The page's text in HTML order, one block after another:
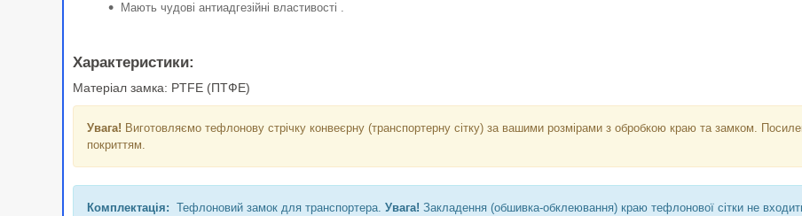
Мають чудові антиадгезійні властивості .
Характеристики:
Матеріал замка: PTFE (ПТФЕ)
Увага! Виготовляємо тефлонову стрічку конвеєрну (транспортерну сітку) за вашими розмірами з обробкою краю та замком.
покриттям.
Комплектація: Тефлоновий замок для транспортера. Увага! Закладення (обшивка-обклеювання) краю тефлонової сітки не